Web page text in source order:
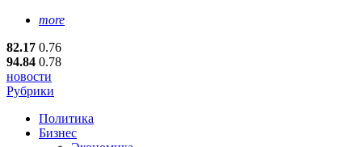
more
82.17 0.76
94.84 0.78
новости
Рубрики
Политика
Бизнес